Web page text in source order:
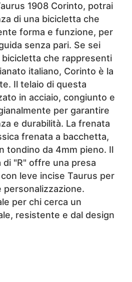
1908 Corinto, potrai
di una bicicletta che
forma e funzione, per
senza pari. Se sei
bicicletta che rappresenti
italiano, Corinto è la
Il telaio di questa
in acciaio, congiunto e
per garantire
e durabilità. La frenata
frenata a bacchetta,
tondino da 4mm pieno. Il
di "R" offre una presa
leve incise Taurus per
per chi cerca un
resistente e dal design